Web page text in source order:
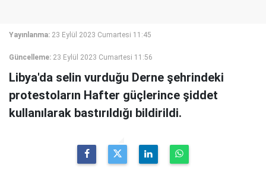
Yayınlanma: 23 Eylül 2023 Cumartesi 11:45
Güncelleme: 23 Eylül 2023 Cumartesi 11:56
Libya'da selin vurduğu Derne şehrindeki
protestoların Hafter güçlerince şiddet
kullanılarak bastırıldığı bildirildi.